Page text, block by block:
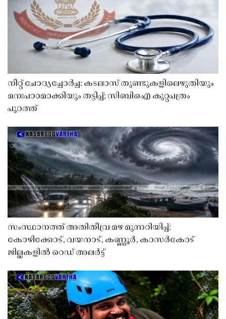
നീറ്റ് ചോദ്യച്ചോർച്ച: കടലാസ് തുണ്ടുകളിലെഴുതിയും
മനഃപാഠമാക്കിയും തട്ടിപ്പ്; സിബിഐ കുറ്റപത്രം
പുറത്ത്
സംസ്ഥാനത്ത് അതിതീവ്ര മഴ മുന്നറിയിപ്പ്;
കോഴിക്കോട്, വയനാട്, കണ്ണൂർ, കാസർകോട്
ജില്ലകളിൽ റെഡ് അലർട്ട്